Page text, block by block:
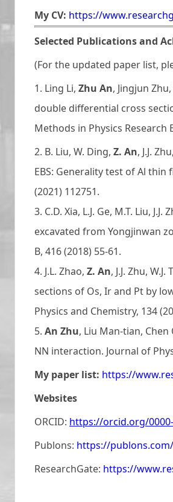
My CV: https://
Selected Publications and
(For the updated paper list,
1. Ling Li, Zhu An, Jingjun
double differential cross
Methods in Physics Research
2. B. Liu, W. Ding, Z. An, J.J.
EBS: Generality test of Al thin
(2021) 112751.
3. C.D. Xia, L.J. Ge, M.T. Liu, J.J.
excavated from Yongjinwan
B, 416 (2018) 55-61.
4. J.L. Zhao, Z. An, J.J. Zhu,
sections of Os, Ir and Pt by
Physics and Chemistry, 134
5. An Zhu, Liu Man-tian,
NN interaction. Journal of
My paper list: https://
Websites
ORCID: https://orcid.org/
Publons: https://
ResearchGate: https://